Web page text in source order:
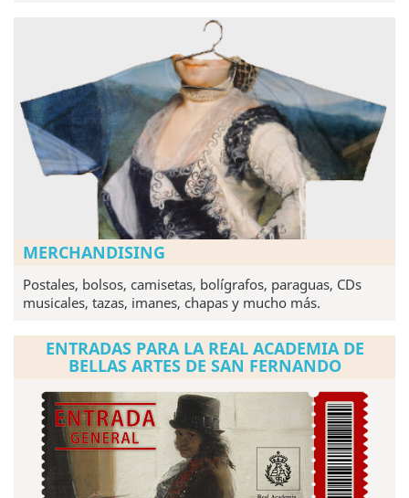
MERCHANDISING
Postales, bolsos, camisetas, bolígrafos, paraguas, CDs
musicales, tazas, imanes, chapas y mucho más.
ENTRADAS PARA LA REAL ACADEMIA DE
BELLAS ARTES DE SAN FERNANDO